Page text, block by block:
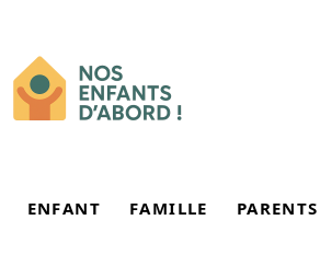
ENFANT FAMILLE PARENTS